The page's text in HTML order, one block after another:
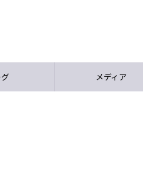
メディア